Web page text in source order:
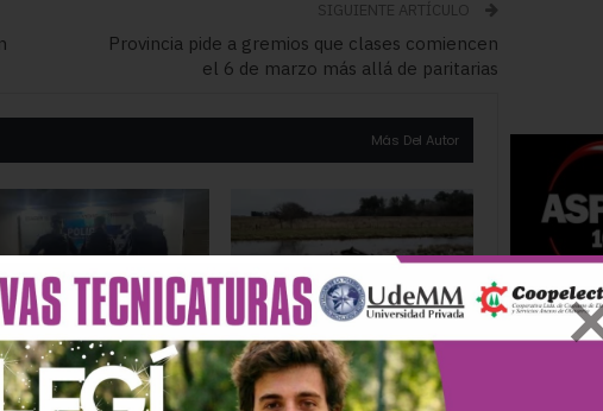
SIGUIENTE ARTÍCULO
Provincia pide a gremios que clases comiencen
el 6 de marzo más allá de paritarias
Más Del Autor
a un joven de
Policiales
Choque entre un camión